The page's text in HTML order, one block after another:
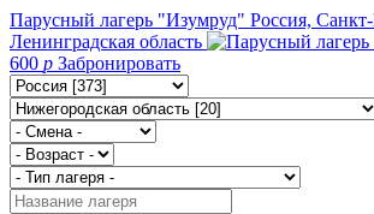
Парусный лагерь "Изумруд" Россия,
Ленинградская область
600 p Забронировать